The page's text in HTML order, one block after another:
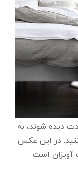
دیده شوند، به
در این عکس
است